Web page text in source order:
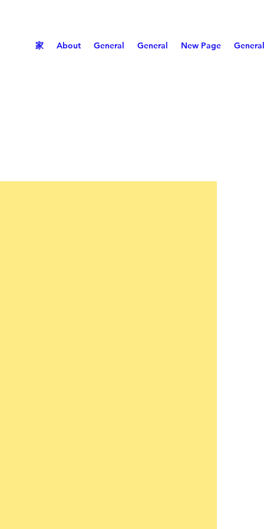
家 About General General New Page General